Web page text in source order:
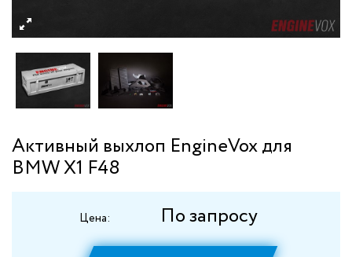
Активный выхлоп EngineVox для
BMW X1 F48
Цена: По запросу